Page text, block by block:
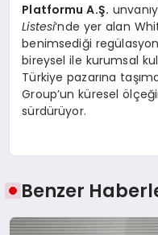
Platformu A.Ş.
Listesi‘nde yer alan
benimsediği
bireysel ile kurumsal
Türkiye pazarına
Group’un küresel
sürdürüyor.
Benzer